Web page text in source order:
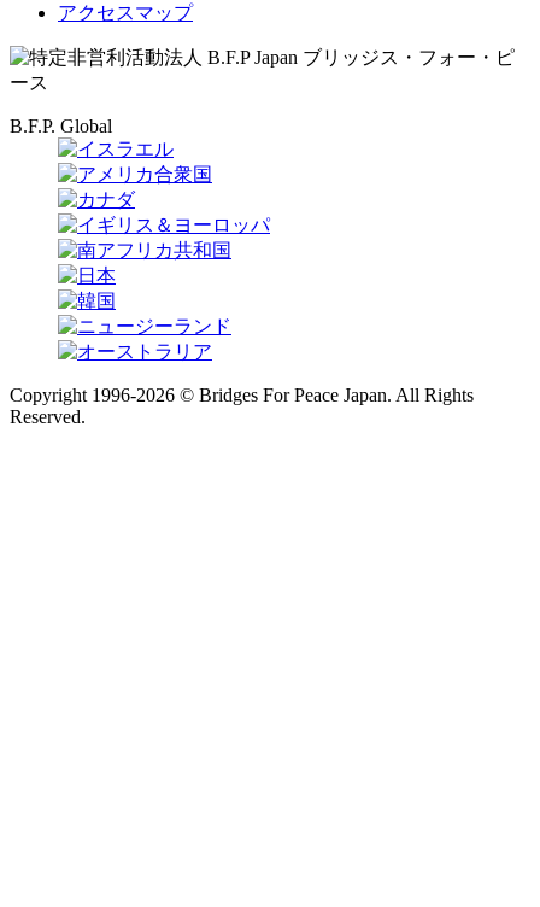
アクセスマップ
B.F.P. Global
Copyright 1996-2026 © Bridges For Peace Japan. All Rights
Reserved.